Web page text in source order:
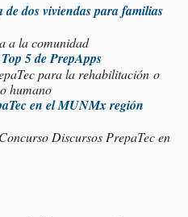
dos viviendas para familias
a la comunidad
5 de PrepApps
para la rehabilitación o
humano
en el MUNMx región
Discursos PrepaTec en